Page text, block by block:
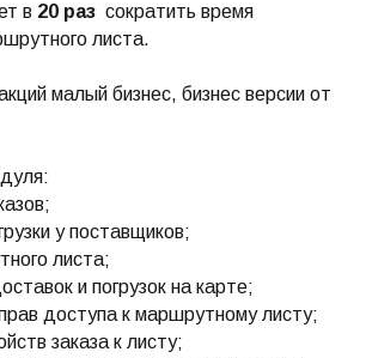
в 20 раз сократить время
листа.
малый бизнес, бизнес версии от
у поставщиков;
листа;
и погрузок на карте;
доступа к маршрутному листу;
заказа к листу;